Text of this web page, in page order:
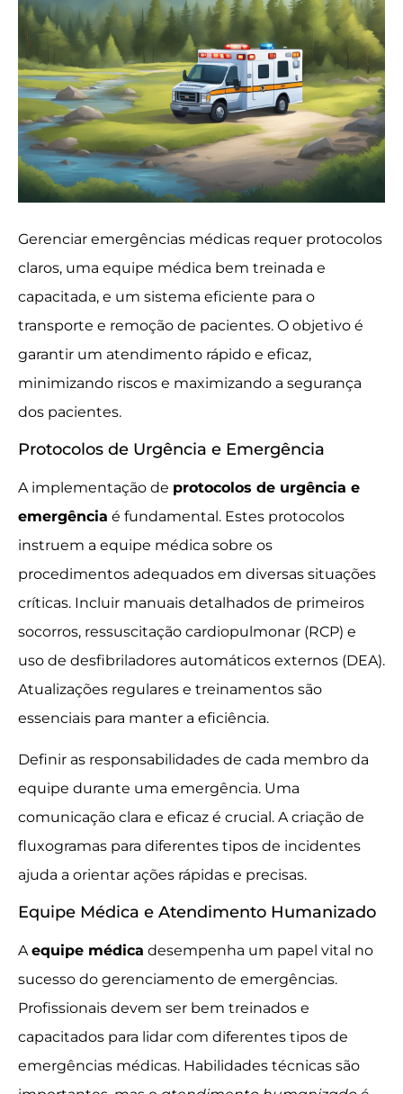
Gerenciar emergências médicas requer protocolos
claros, uma equipe médica bem treinada e
capacitada, e um sistema eficiente para o
transporte e remoção de pacientes. O objetivo é
garantir um atendimento rápido e eficaz,
minimizando riscos e maximizando a segurança
dos pacientes.
Protocolos de Urgência e Emergência
A implementação de protocolos de urgência e
emergência é fundamental. Estes protocolos
instruem a equipe médica sobre os
procedimentos adequados em diversas situações
críticas. Incluir manuais detalhados de primeiros
socorros, ressuscitação cardiopulmonar (RCP) e
uso de desfibriladores automáticos externos (DEA).
Atualizações regulares e treinamentos são
essenciais para manter a eficiência.
Definir as responsabilidades de cada membro da
equipe durante uma emergência. Uma
comunicação clara e eficaz é crucial. A criação de
fluxogramas para diferentes tipos de incidentes
ajuda a orientar ações rápidas e precisas.
Equipe Médica e Atendimento Humanizado
A equipe médica desempenha um papel vital no
sucesso do gerenciamento de emergências.
Profissionais devem ser bem treinados e
capacitados para lidar com diferentes tipos de
emergências médicas. Habilidades técnicas são